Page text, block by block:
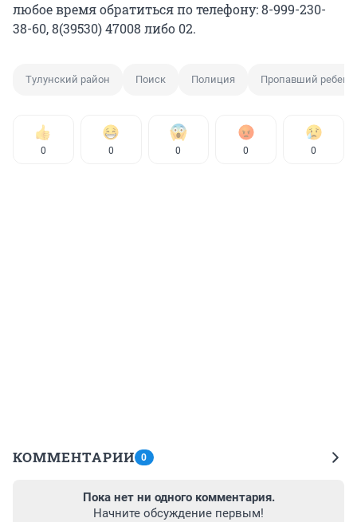
любое время обратиться по телефону: 8-999-230-
38-60, 8(39530) 47008 либо 02.
Тулунский район Поиск Полиция Пропавший
0 0 0 0 0
КОММЕНТАРИИ 0
Пока нет ни одного комментария.
Начните обсуждение первым!